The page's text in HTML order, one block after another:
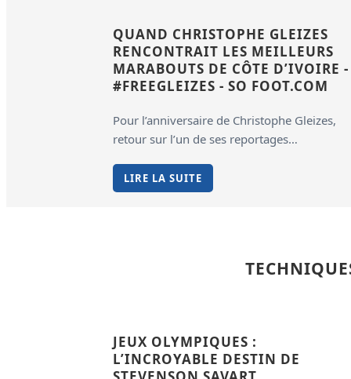
QUAND CHRISTOPHE GLEIZES
RENCONTRAIT LES MEILLEURS
MARABOUTS DE CÔTE D’IVOIRE -
#FREEGLEIZES - SO FOOT.COM
Pour l’anniversaire de Christophe Gleizes,
retour sur l’un de ses reportages…
LIRE LA SUITE
JEUX OLYMPIQUES :
L’INCROYABLE DESTIN DE